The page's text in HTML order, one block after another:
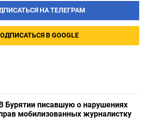
НА ТЕЛЕГРАМ
В GOOGLE
Бурятии писавшую о нарушениях
мобилизованных журналистку